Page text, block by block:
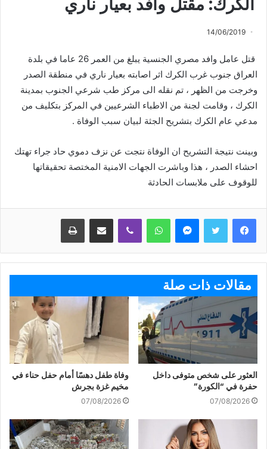
الكرك: مقتل وافد بعيار ناري
14/06/2019
قتل عامل وافد مصري الجنسية يبلغ من العمر 26 عاما في بلدة
العراق جنوب غرب الكرك اثر اصابته بعيار ناري في منطقة الصدر
وخرجت من الظهر ، تم نقله الى مركز طب شرعي الجنوب بمدينة
الكرك ، وقامت لجنة من الاطباء الشرعيين في المركز بتكليف من
مدعي عام الكرك بتشريح الجثة لبيان سبب الوفاة .
وبينت نتيجة التشريح ان الوفاة نتجت عن نزف دموي حاد جراء تهتك
احشاء الصدر ، هذا وباشرت الجهات الامنية المختصة تحقيقاتها
للوقوف على ملابسات الحادثة
ماسنجر واتساب ڤايبر مشاركة عبر البريد طباعة
مقالات ذات صلة
العثور على شخص متوفى داخل
حفرة في “الكورة”
07/08/2026
وفاة طفل دهسًا أمام حفل حناء في
مخيم غزة بجرش
07/08/2026